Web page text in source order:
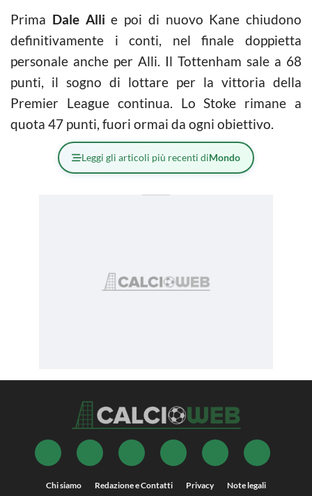
Prima Dale Alli e poi di nuovo Kane chiudono
definitivamente i conti, nel finale doppietta
personale anche per Alli. Il Tottenham sale a 68
punti, il sogno di lottare per la vittoria della
Premier League continua. Lo Stoke rimane a
quota 47 punti, fuori ormai da ogni obiettivo.
Leggi gli articoli più recenti diMondo
Chi siamo Redazione e Contatti Privacy Note legali